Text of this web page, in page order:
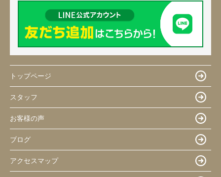
トップページ
スタッフ
お客様の声
ブログ
アクセスマップ